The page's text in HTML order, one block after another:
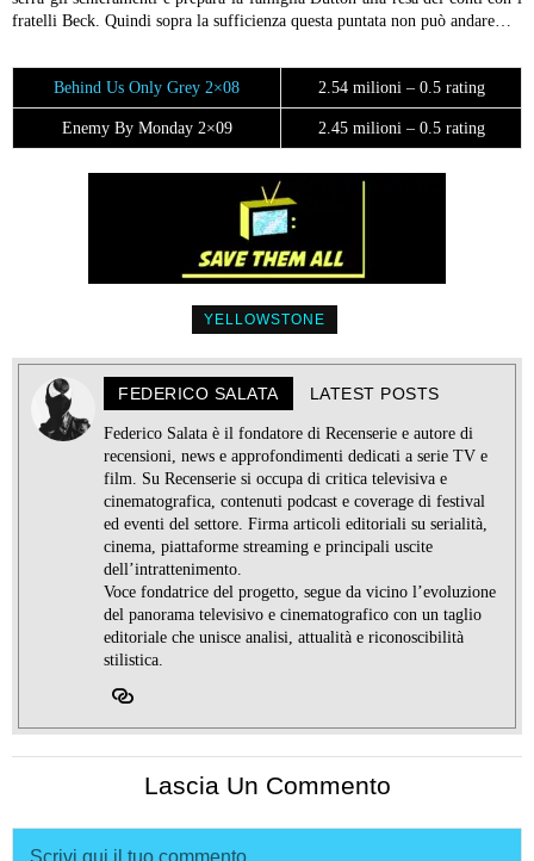
fratelli Beck. Quindi sopra la sufficienza questa puntata non può andare…
Behind Us Only Grey 2×08 2.54 milioni – 0.5 rating
Enemy By Monday 2×09 2.45 milioni – 0.5 rating
YELLOWSTONE
FEDERICO SALATA LATEST POSTS
Federico Salata è il fondatore di Recenserie e autore di
recensioni, news e approfondimenti dedicati a serie TV e
film. Su Recenserie si occupa di critica televisiva e
cinematografica, contenuti podcast e coverage di festival
ed eventi del settore. Firma articoli editoriali su serialità,
cinema, piattaforme streaming e principali uscite
dell’intrattenimento.
Voce fondatrice del progetto, segue da vicino l’evoluzione
del panorama televisivo e cinematografico con un taglio
editoriale che unisce analisi, attualità e riconoscibilità
stilistica.
Lascia Un Commento